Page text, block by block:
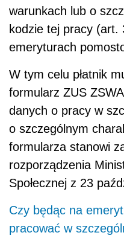
warunkach lub o
kodzie tej pracy
emeryturach
W tym celu płatnik
formularz ZUS
danych o pracy w
o szczególnym
formularza stanowi
rozporządzenia
Społecznej z 23
Czy będąc na
pracować w